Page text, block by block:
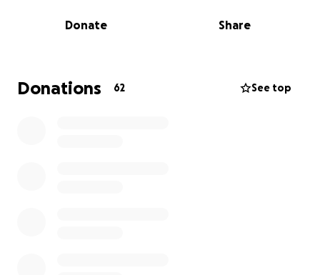
son tan aterradoras como la misma historia.
Marca Personal, creó en el poder de la siembra y la
cosecha hoy estoy del lado quizás más desafiante
Donate Share
Donations 62 See top